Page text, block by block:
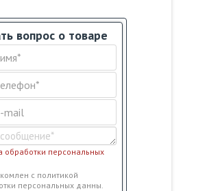
вопрос о товаре
обработки персональных
обслуживания
с политикой
персональных данны.